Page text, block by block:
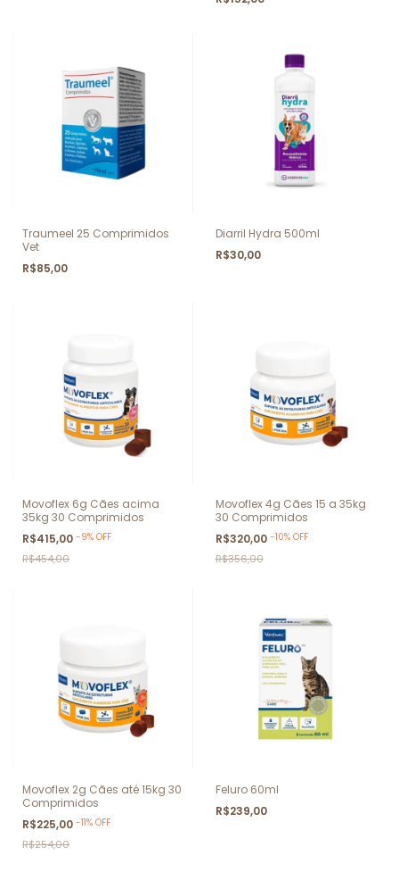
Traumeel 25 Comprimidos
Vet
R$85,00
Diarril Hydra 500ml
R$30,00
Movoflex 6g Cães acima
35kg 30 Comprimidos
R$415,00 -9% OFF
R$454,00
Movoflex 4g Cães 15 a 35kg
30 Comprimidos
R$320,00 -10% OFF
R$356,00
Movoflex 2g Cães até 15kg 30
Comprimidos
R$225,00 -11% OFF
R$254,00
Feluro 60ml
R$239,00